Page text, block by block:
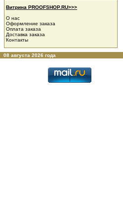
Витрина PROOFSHOP.RU>>>
О нас
Оформление заказа
Оплата заказа
Доставка заказа
Контакты
08 августа 2026 года